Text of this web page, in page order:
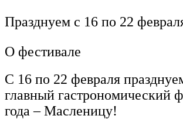
Празднуем с 16 по 22
О фестивале
С 16 по 22 февраля
главный гастрономический
года – Масленицу!